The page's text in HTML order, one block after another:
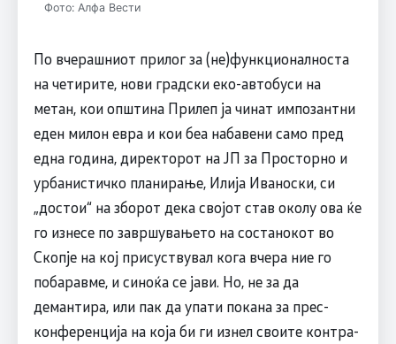
Фото: Алфа Вести
По вчерашниот прилог за (не)функционалноста
на четирите, нови градски еко-автобуси на
метан, кои општина Прилеп ја чинат импозантни
еден милон евра и кои беа набавени само пред
една година, директорот на ЈП за Просторно и
урбанистичко планирање, Илија Иваноски, си
„достои“ на зборот дека својот став околу ова ќе
го изнесе по завршувањето на состанокот во
Скопје на кој присуствувал кога вчера ние го
побаравме, и синоќа се јави. Но, не за да
демантира, или пак да упати покана за прес-
конференција на која би ги изнел своите контра-